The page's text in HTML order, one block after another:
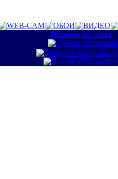
WEB-CAM ОБОИ ВИДЕО
:: Реклама на сайте ::